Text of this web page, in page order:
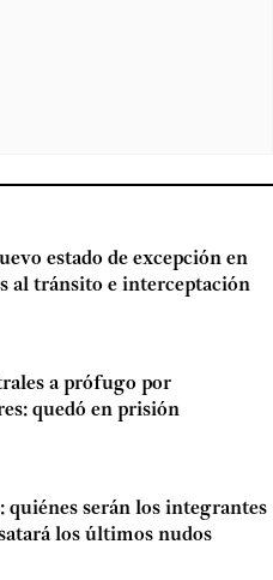
estado de excepción en
al tránsito e interceptación
a prófugo por
quedó en prisión
serán los integrantes
los últimos nudos